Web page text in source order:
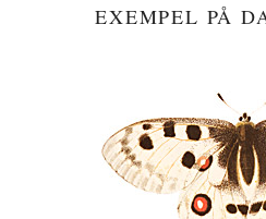
EXEMPEL PÅ